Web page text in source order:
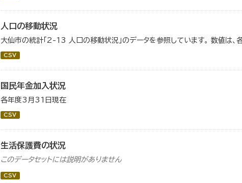
人口の移動状況
大仙市の統計「2-13 人口の移動状況」のデータを参照しています。 数値は、各
CSV
国民年金加入状況
各年度3月31日現在
CSV
生活保護費の状況
このデータセットには説明がありません
CSV